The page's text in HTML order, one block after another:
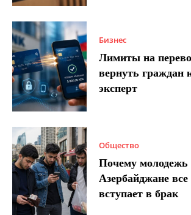
Бизнес
Лимиты на
вернуть граждан
эксперт
Общество
Почему молодежь
Азербайджане все
вступает в брак